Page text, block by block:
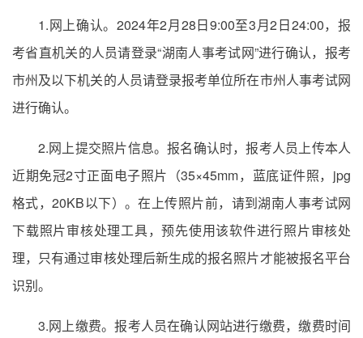
1.网上确认。2024年2月28日9:00至3月2日24:00，报
考省直机关的人员请登录“湖南人事考试网”进行确认，报考
市州及以下机关的人员请登录报考单位所在市州人事考试网
进行确认。
2.网上提交照片信息。报名确认时，报考人员上传本人
近期免冠2寸正面电子照片（35×45mm，蓝底证件照，jpg
格式，20KB以下）。在上传照片前，请到湖南人事考试网
下载照片审核处理工具，预先使用该软件进行照片审核处
理，只有通过审核处理后新生成的报名照片才能被报名平台
识别。
3.网上缴费。报考人员在确认网站进行缴费，缴费时间